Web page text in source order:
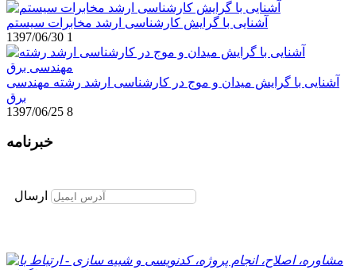
آشنایی با گرایش کارشناسی ارشد مخابرات سیستم
1397/06/30 1
آشنایی با گرایش میدان و موج در کارشناسی ارشد رشته مهندسی
برق
1397/06/25 8
خبرنامه
ارسال